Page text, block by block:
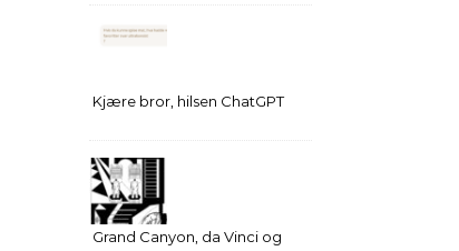
Kjære bror, hilsen ChatGPT
Grand Canyon, da Vinci og